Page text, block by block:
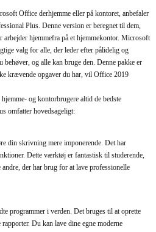
Office derhjemme eller på kontoret, anbefaler
Plus. Denne version er beregnet til dem,
hjemmefra på et hjemmekontor. Microsoft
valg for alle, der leder efter pålidelig og
og alle kan bruge den. Denne pakke er
krævende opgaver du har, vil Office 2019
og kontorbrugere altid de bedste
omfatter hovedsageligt:
din skrivning mere imponerende. Det har
Dette værktøj er fantastisk til studerende,
der har brug for at lave professionelle
programmer i verden. Det bruges til at oprette
Du kan lave dine egne moderne